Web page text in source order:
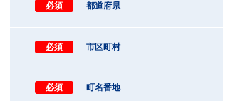
必須 都道府県
必須 市区町村
必須 町名番地